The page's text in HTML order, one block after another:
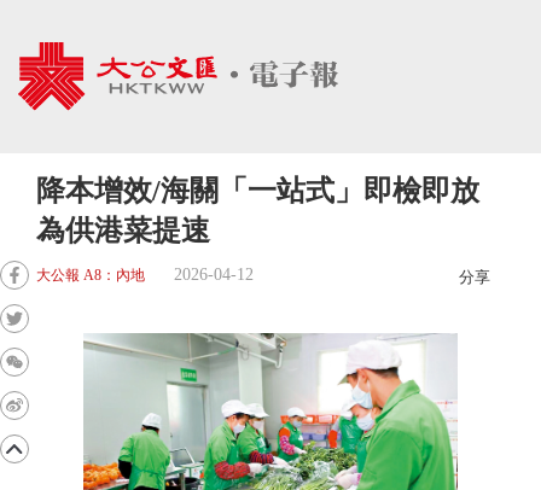
降本增效/海關「一站式」即檢即放
為供港菜提速
大公報 A8：內地 2026-04-12 分享